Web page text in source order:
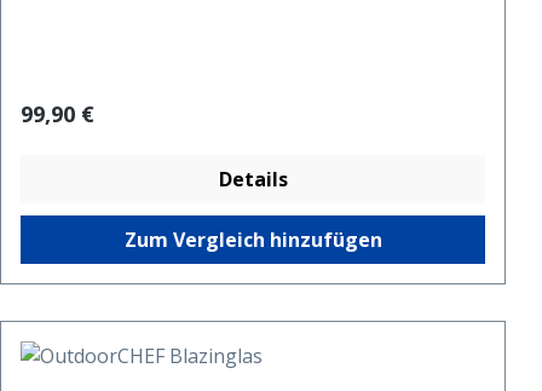
Regulärer Preis:
99,90 €
Details
Zum Vergleich hinzufügen